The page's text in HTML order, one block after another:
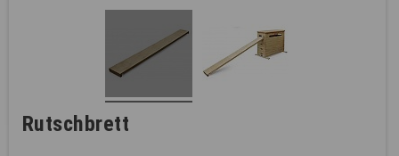
„Einstellungen“ können Sie
treffen und erteilte
Einwilligungen jederzeit für
die Zukunft widerrufen.
Rutschbrett